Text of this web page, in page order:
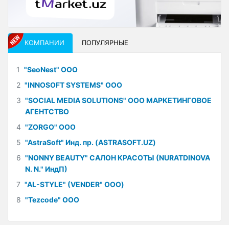
КОМПАНИИ ПОПУЛЯРНЫЕ
1 "SeoNest" ООО
2 "INNOSOFT SYSTEMS" ООО
3 "SOCIAL MEDIA SOLUTIONS" ООО МАРКЕТИНГОВОЕ
АГЕНТСТВО
4 "ZORGO" ООО
5 "AstraSoft" Инд. пр. (ASTRASOFT.UZ)
6 "NONNY BEAUTY" САЛОН КРАСОТЫ (NURATDINOVA
N. N." ИндП)
7 "AL-STYLE" (VENDER" ООО)
8 "Tezcode" ООО